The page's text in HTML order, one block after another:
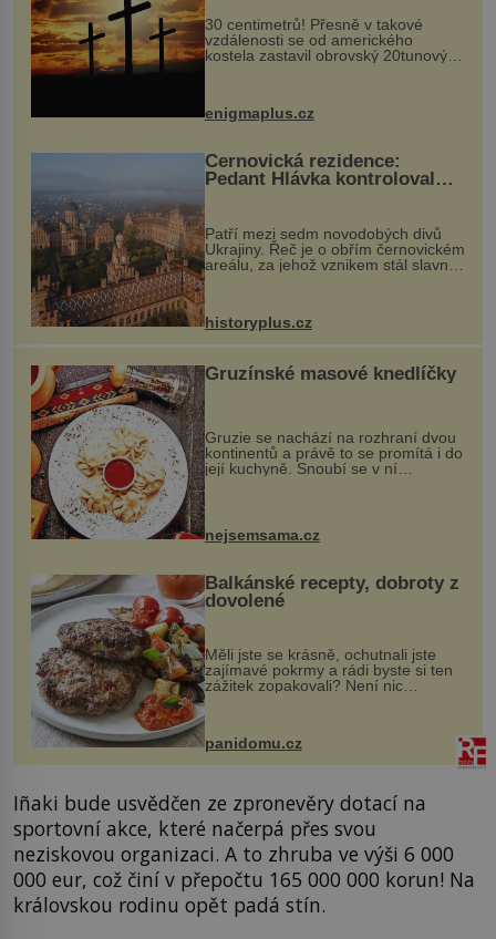
30 centimetrů! Přesně v takové
vzdálenosti se od amerického
kostela zastavil obrovský 20tunový
...
enigmaplus.cz
Černovická rezidence:
Pedant Hlávka kontroloval
Patří mezi sedm novodobých divů
Ukrajiny. Řeč je o obřím černovickém
areálu, za jehož vznikem stál slavný
český architekt Josef Hlávka. Ten si
na něm dal mimořádně záležet. Jeho
historyplus.cz
Gruzínské masové knedlíčky
Gruzie se nachází na rozhraní dvou
kontinentů a právě to se promítá i do
její kuchyně. Snoubí se v ní
evropské a asijské chutě a díky tomu
pokrmy, které rozhodně st...
nejsemsama.cz
Balkánské recepty, dobroty z
dovolené
Měli jste se krásně, ochutnali jste
zajímavé pokrmy a rádi byste si ten
zážitek zopakovali? Není nic
snazšího. Pljeskavica (10 porcí)
Možná jste ji ochutnali na dovolené v
bývalé Jugoslávii, lze ji vi...
panidomu.cz
Iñaki bude usvědčen ze zpronevěry dotací na
sportovní akce, které načerpá přes svou
neziskovou organizaci. A to zhruba ve výši 6 000
000 eur, což činí v přepočtu 165 000 000 korun! Na
královskou rodinu opět padá stín.